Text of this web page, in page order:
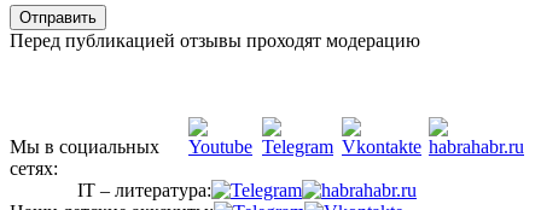
Отправить
Перед публикацией отзывы проходят модерацию
Мы в социальных
сетях:
IT – литература: